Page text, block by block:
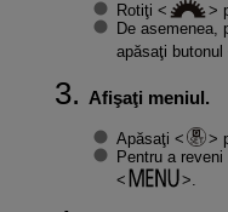
Rotiţi
De asemenea,
apăsaţi butonul
Afişaţi meniul.
Apăsaţi
Pentru a